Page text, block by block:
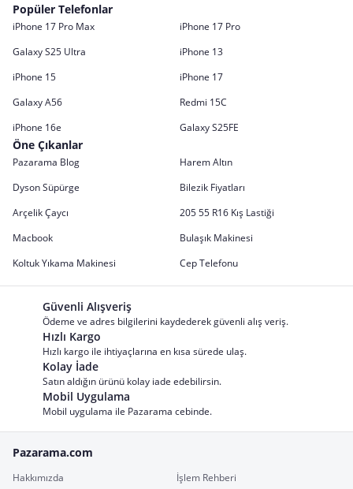
Popüler Telefonlar
iPhone 17 Pro Max
iPhone 17 Pro
Galaxy S25 Ultra
iPhone 13
iPhone 15
iPhone 17
Galaxy A56
Redmi 15C
iPhone 16e
Galaxy S25FE
Öne Çıkanlar
Pazarama Blog
Harem Altın
Dyson Süpürge
Bilezik Fiyatları
Arçelik Çaycı
205 55 R16 Kış Lastiği
Macbook
Bulaşık Makinesi
Koltuk Yıkama Makinesi
Cep Telefonu
Güvenli Alışveriş
Ödeme ve adres bilgilerini kaydederek güvenli alış veriş.
Hızlı Kargo
Hızlı kargo ile ihtiyaçlarına en kısa sürede ulaş.
Kolay İade
Satın aldığın ürünü kolay iade edebilirsin.
Mobil Uygulama
Mobil uygulama ile Pazarama cebinde.
Pazarama.com
Hakkımızda
İşlem Rehberi